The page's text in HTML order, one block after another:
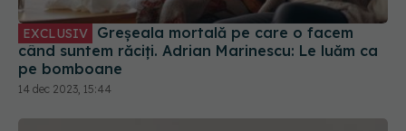
pe bomboane
14 dec 2023, 15:44